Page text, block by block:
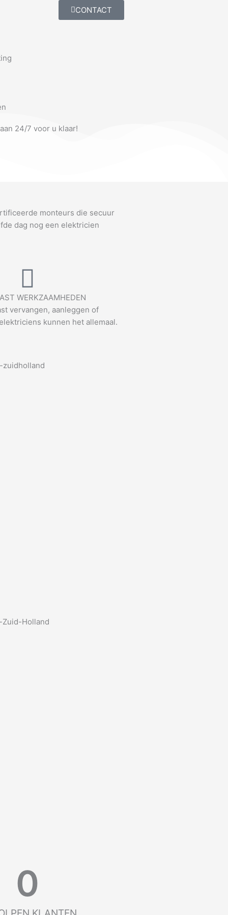
CONTACT
24/7 voor u klaar!
monteurs die secuur
dag nog een elektricien
WERKZAAMHEDEN
vervangen, aanleggen of
kunnen het allemaal.
0